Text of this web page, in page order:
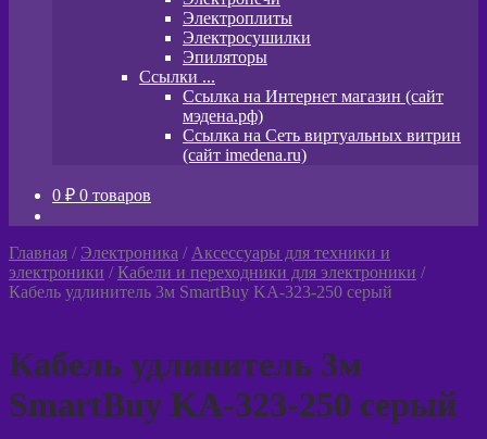
Электроплиты
Электросушилки
Эпиляторы
Ссылки ...
Ссылка на Интернет магазин (сайт
мэдена.рф)
Ссылка на Сеть виртуальных витрин
(сайт imedena.ru)
0 ₽ 0 товаров
Главная / Электроника / Аксессуары для техники и
электроники /Кабели и переходники для электроники /
Кабель удлинитель 3м SmartBuy KA-323-250 серый
Кабель удлинитель 3м
SmartBuy KA-323-250 серый